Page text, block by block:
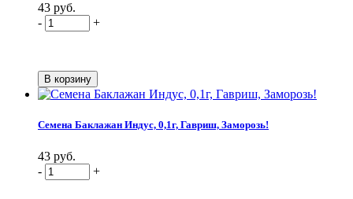
43 руб.
-
+
Семена Баклажан Индус, 0,1г, Гавриш, Заморозь!
43 руб.
-
+